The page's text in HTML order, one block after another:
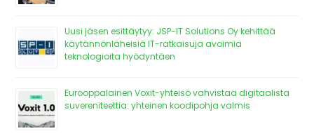
Uusi jäsen esittäytyy: JSP-IT Solutions Oy kehittää
käytännönläheisiä IT-ratkaisuja avoimia
teknologioita hyödyntäen
Eurooppalainen Voxit-yhteisö vahvistaa digitaalista
suvereniteettia: yhteinen koodipohja valmis